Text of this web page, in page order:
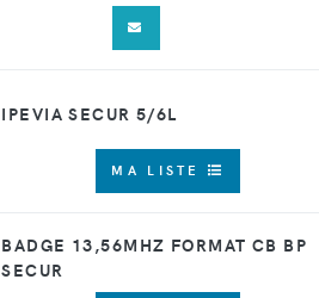
IPEVIA SECUR 5/6L
MA LISTE
BADGE 13,56MHZ FORMAT CB BP
SECUR